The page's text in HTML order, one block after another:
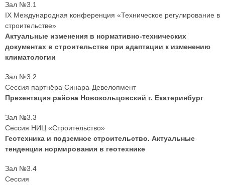
Зал №3.1
IX Международная конференция «Техническое регулирование в
строительстве»
Актуальные изменения в нормативно-технических
документах в строительстве при адаптации к изменению
климатологии
Зал №3.2
Сессия партнёра Синара-Девелопмент
Презентация района Новокольцовский г. Екатеринбург
Зал №3.3
Сессия НИЦ «Строительство»
Геотехника и подземное строительство. Актуальные
тенденции нормирования в геотехнике
Зал №3.4
Сессия